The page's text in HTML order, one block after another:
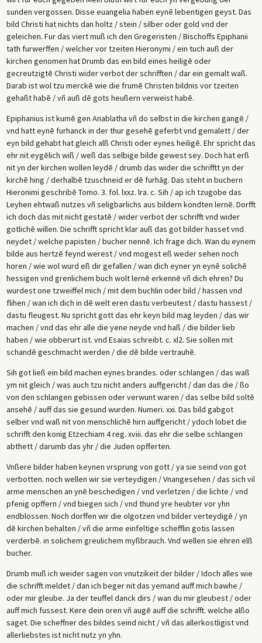
sunden vergossen. Disse euangelia haben eynē lebentigen geyst. Das
bild Christi hat nichts dan holtz / stein / silber oder gold vnd der
geleichen. Fur das viert muß ich den Gregeristen / Bischoffs Epiphanii
tath furwerffen / welcher vor tzeiten Hieronymi / ein tuch auß der
kirchen genomen hat Drumb das ein bild eines heiligē oder
gecreutzigtē Christi wider verbot der schrifften / dar ein gemalt waß.
Darab ist wol tzu merckē wie die frumē Christen bildnis vor tzeiten
gehaßt habē / vñ auß dē gots heußern verweist habē.
Epiphanius ist kumē gen Anablatha vñ do selbst in die kirchen gangē /
vnd hatt eynē furhanck in der thur gesehē geferbt vnd gemalett / der
eyn bild gehabt hat gleich alß Christi oder eynes heiligē. Ehr spricht das
ehr nit eygēlich wiß / weß das selbige bilde gewest sey. Doch hat erß
nit yn der kirchen wollen leydē / drumb das wider die schrifftt yn der
kirchē hing / derhalbē tzuschneid er dē furhāg. Das steht in buchern
Hieronimi geschribē Tomo. 3. fol. lxxz. lra. c. Sih / ap ich tzugobe das
Leyhen ehtwaß nutzes vñ seligbarlichs aus bildern kondten lernē. Dorfft
ich doch das mit nicht gestatē / wider verbot der schrifft vnd wider
gotlichē willen. Die schrifft spricht klar auß das got bilder hasset vnd
neydet / welche papisten / bucher nennē. Ich frage dich. Wan du eynem
bilde aus hertzē feynd werest / vnd mogest eß weder sehen noch
horen / wie wol wurd eß dir gefallen / wan dich eyner yn eynē solichē
hessigen vnd grenlichem buch wolt lernē erkennē vñ dich ehren? Du
wurdest one tzweiffel mich / mit dem buchlin oder bild / hassen vnd
flihen / wan ich dich in dē welt eren dastu verbeutest / dastu hassest /
dastu fleugest. Nu spricht gott das ehr keyn bild mag leyden / das wir
machen / vnd das ehr alle die yene neyde vnd haß / die bilder lieb
haben / wie obberurt ist. vnd Esaias schreibt. c. xl2. Sie sollen mit
schandē geschmacht werden / die dē bilde vertrauhē.
Sih got ließ ein bild machen eynes brandes. oder schlangen / das waß
ym nit gleich / was auch tzu nicht anders auffgericht / dan das die / ßo
von den schlangen gebissen oder verwunt waren / das selbe bild soltē
ansehē / auff das sie gesund wurden. Numeri. xxi. Das bild gabgot
selber vnd waß nit von menschlichē hirn auffgericht / ydoch lobet die
schrifft den konig Etzechiam 4 reg. xviii. das ehr die selbe schlangen
abthett / darumb das yhr / die Juden opfferten.
Vnßere bilder haben keynen vrsprung von gott / ya sie seind von got
verbotten. noch wellen wir sie verteydigen / Vnangesehen / das sich vil
arme menschen an ynē beschedigen / vnd verletzen / die lichte / vnd
pfenig opffern / vnd biegen sich / vnd thund yre heubter vor yhn
endblossen. Noch dorffen wir die olgotzen vnd bilder verteydigē / yn
dē kirchen behalten / vñ die arme einfeltige schefflin gotis lassen
verderbē. in solichem greulichem myßbrauch. Vnd wellen sie ehren elß
bucher.
Drumb muß ich weider sagen von vnutzikeit der bilder / Idoch alles wie
die schrifft meldet / dan ich beger nit das yemand auff mich bawhe /
oder mir gleube. Ja der teuffel danck dirs / wan du mir gleubest / oder
auff mich fussest. Kere dein oren vñ augē auff die schrifft. welche alßo
saget. Die scheffner des bildes seind nicht / vñ das allerkostligist vnd
allerliebstes ist nicht nutz yn yhn.